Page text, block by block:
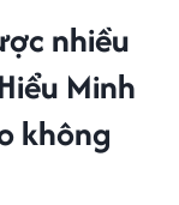
nhiều
Minh
không